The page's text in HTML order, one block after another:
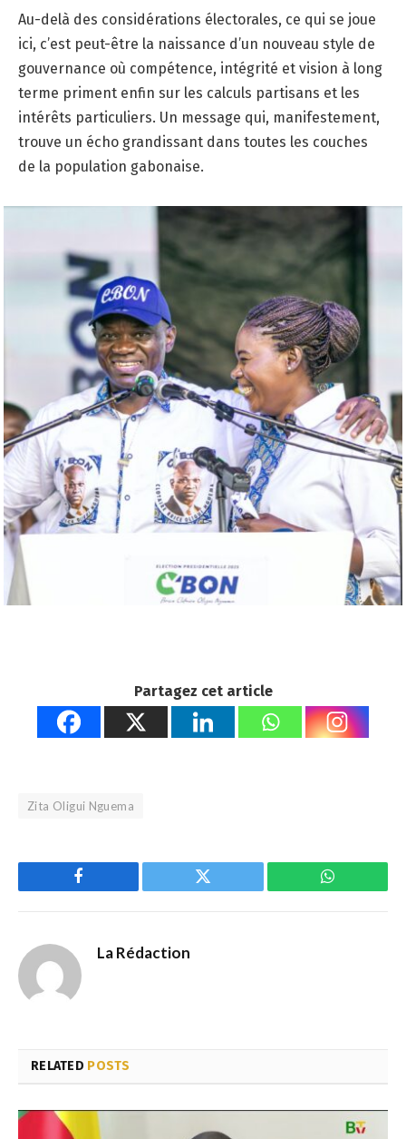
Au-delà des considérations électorales, ce qui se joue
ici, c’est peut-être la naissance d’un nouveau style de
gouvernance où compétence, intégrité et vision à long
terme priment enfin sur les calculs partisans et les
intérêts particuliers. Un message qui, manifestement,
trouve un écho grandissant dans toutes les couches
de la population gabonaise.
Partagez cet article
Zita Oligui Nguema
Facebook Twitter WhatsApp
La Rédaction
RELATED POSTS